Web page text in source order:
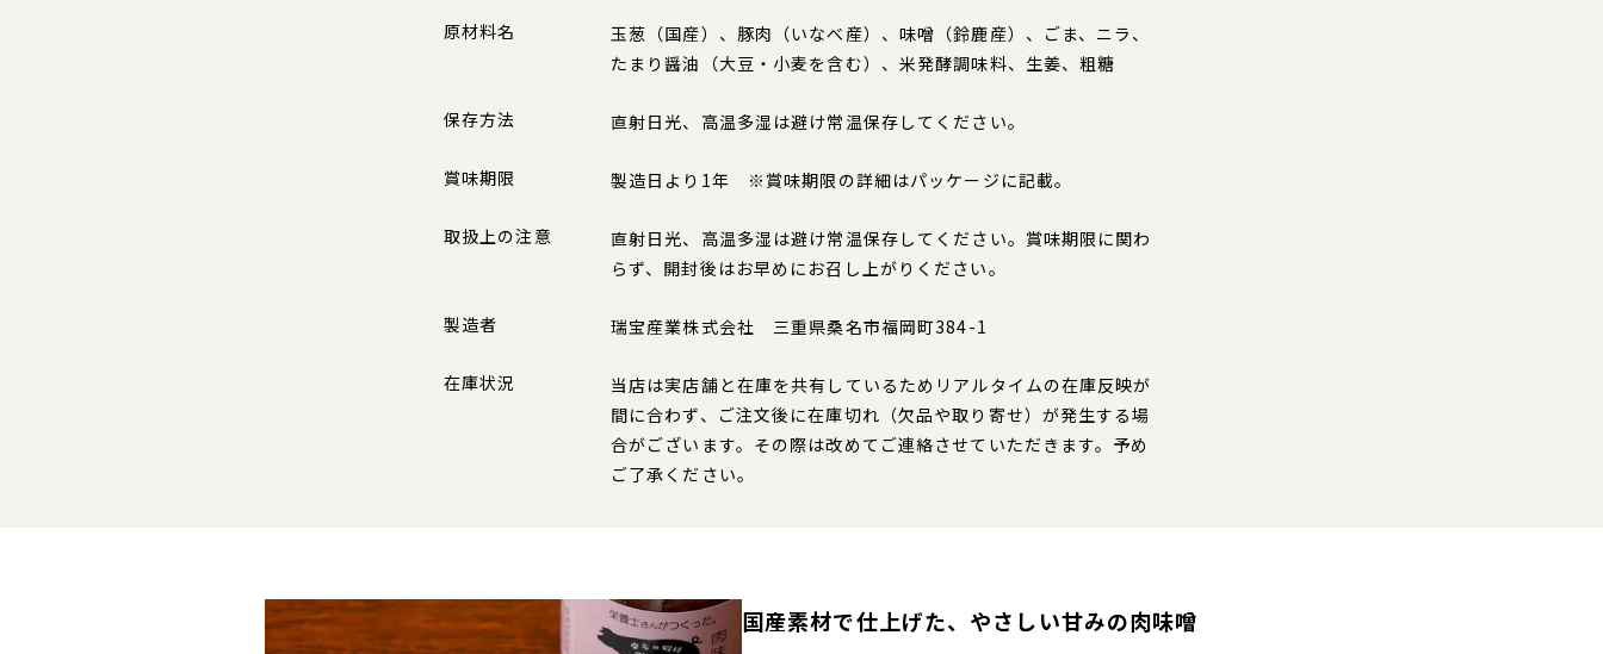
原材料名
玉葱（国産）、豚肉（いなべ産）、味噌（鈴鹿産）、ごま、ニラ、
たまり醤油（大豆・小麦を含む）、米発酵調味料、生姜、粗糖
保存方法 直射日光、高温多湿は避け常温保存してください。
賞味期限 製造日より1年 ※賞味期限の詳細はパッケージに記載。
取扱上の注意
直射日光、高温多湿は避け常温保存してください。賞味期限に関わ
らず、開封後はお早めにお召し上がりください。
製造者 瑞宝産業株式会社 三重県桑名市福岡町384-1
在庫状況
当店は実店舗と在庫を共有しているためリアルタイムの在庫反映が
間に合わず、ご注文後に在庫切れ（欠品や取り寄せ）が発生する場
合がございます。その際は改めてご連絡させていただきます。予め
ご了承ください。
国産素材で仕上げた、やさしい甘みの肉味噌